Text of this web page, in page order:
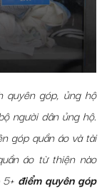
quyên góp, ủng hộ
người dân ủng hộ.
góp quần áo và tài
áo từ thiệnnào
điểm quyên góp